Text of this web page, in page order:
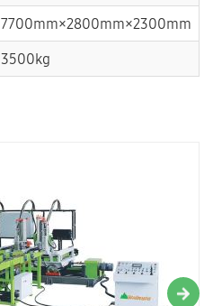
7700mm×2800mm×2300mm
3500kg